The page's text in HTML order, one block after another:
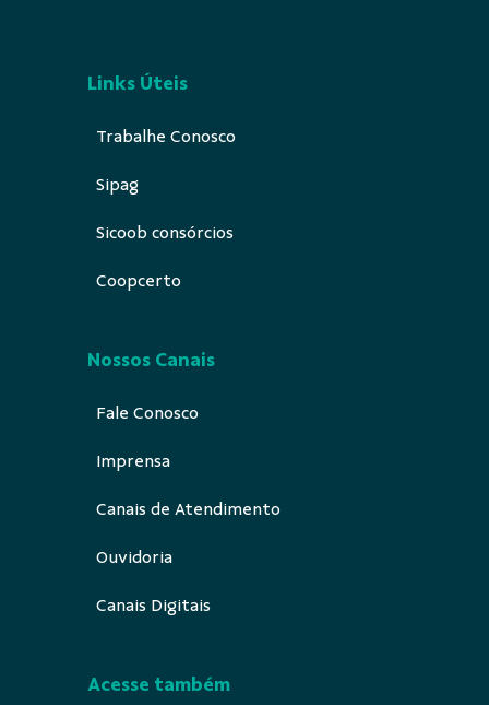
Links Úteis
Trabalhe Conosco
Sipag
Sicoob consórcios
Coopcerto
Nossos Canais
Fale Conosco
Imprensa
Canais de Atendimento
Ouvidoria
Canais Digitais
Acesse também